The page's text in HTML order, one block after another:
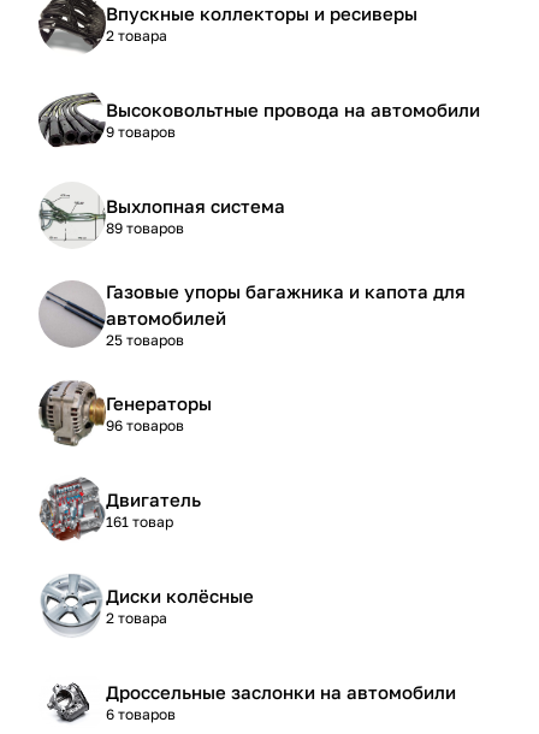
Впускные коллекторы и ресиверы
2 товара
Высоковольтные провода на автомобили
9 товаров
Выхлопная система
89 товаров
Газовые упоры багажника и капота для
автомобилей
25 товаров
Генераторы
96 товаров
Двигатель
161 товар
Диски колёсные
2 товара
Дроссельные заслонки на автомобили
6 товаров